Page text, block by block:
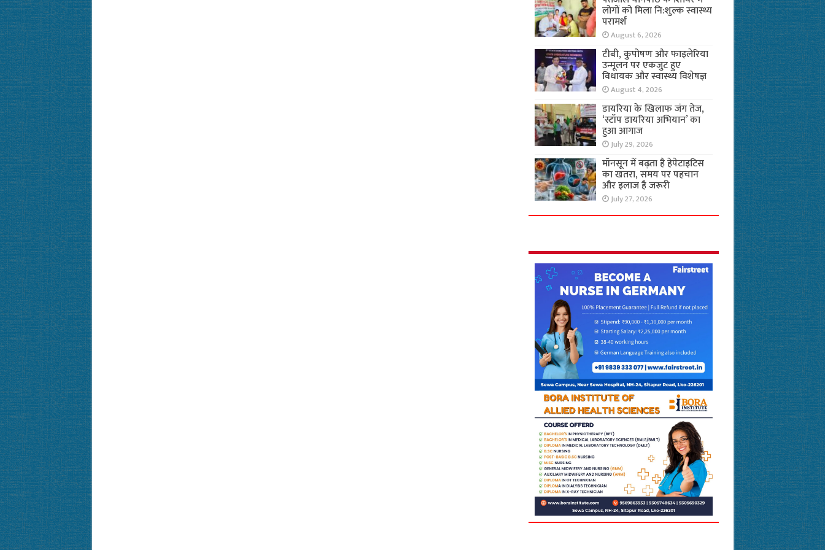
लोगों को मिला नि:शुल्क स्वास्थ्य
परामर्श
August 6, 2026
टीबी, कुपोषण और फाइलेरिया
उन्मूलन पर एकजुट हुए
विधायक और स्वास्थ्य विशेषज्ञ
August 4, 2026
डायरिया के खिलाफ जंग तेज,
‘स्टॉप डायरिया अभियान’ का
हुआ आगाज
July 29, 2026
मॉनसून में बढ़ता है हेपेटाइटिस
का खतरा, समय पर पहचान
और इलाज है जरूरी
July 27, 2026